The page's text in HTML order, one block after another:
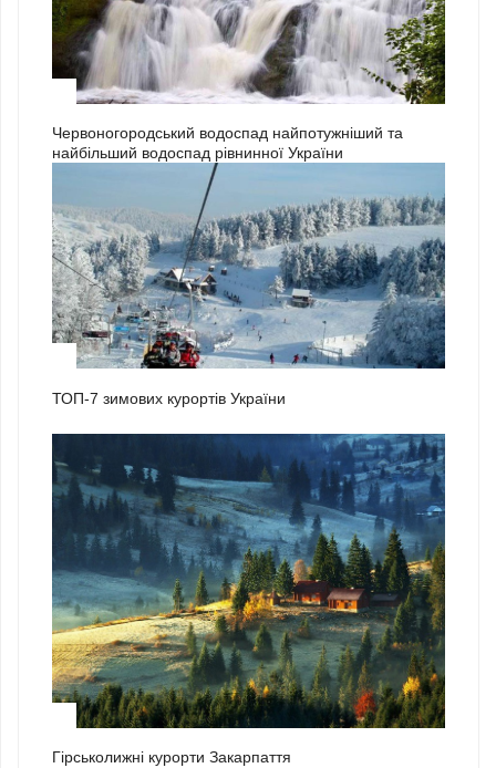
Червоногородський водоспад найпотужніший та
найбільший водоспад рівнинної України
ТОП-7 зимових курортів України
Гірськолижні курорти Закарпаття